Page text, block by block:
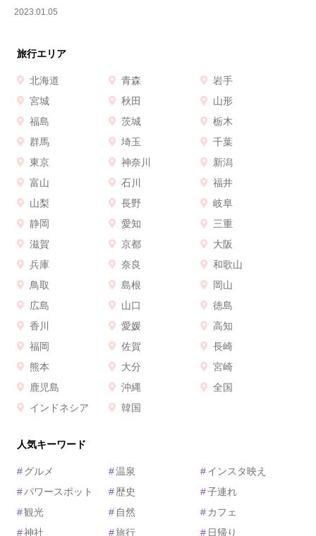
2023.01.05
旅行エリア
北海道 青森
岩手
宮城
秋田
山形
福島
茨城
栃木
群馬
埼玉
千葉
東京
神奈川
新潟
富山
石川
福井
山梨
長野
岐阜
静岡
愛知
三重
滋賀
京都
大阪
兵庫
奈良
和歌山
鳥取
島根
岡山
広島
山口
徳島
香川
愛媛
高知
福岡
佐賀
長崎
熊本
大分
宮崎
鹿児島
沖縄
全国
インドネシア
韓国
人気キーワード
#グルメ #温泉 #インスタ映え
#パワースポット #歴史 #子連れ
#観光 # 自然 # カフェ
#神社 #旅行 # 日帰り